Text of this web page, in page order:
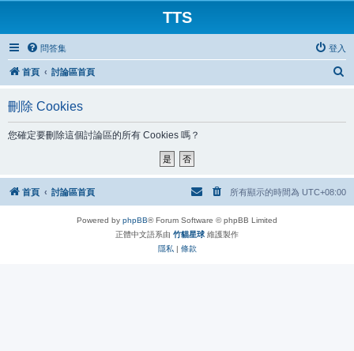
TTS
問答集 登入
首頁 討論區首頁
刪除 Cookies
您確定要刪除這個討論區的所有 Cookies 嗎？
首頁 討論區首頁 所有顯示的時間為 UTC+08:00
Powered by phpBB® Forum Software © phpBB Limited
正體中文語系由 竹貓星球 維護製作
隱私 | 條款